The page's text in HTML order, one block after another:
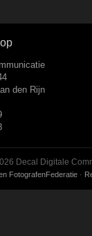
den Rijn
Decal Digitale
FotografenFederatie ·